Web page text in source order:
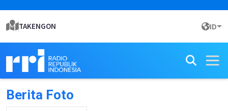
TAKENGON ID
Berita Foto